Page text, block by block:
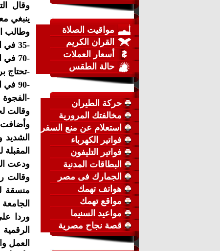
مواقيت الصلاة
القران الكريم
أسعار العملات
حالة الطقس
حركة الطيران
مخالفتك المرورية
استعلام عن منع السفر
فواتير الكهرباء
فواتير التليفون
البطاقات المدنية
الجمارك فى مصر
هواتف تهمك
مواقع تهمك
مواعيد السنيما
قصة نجاح مصرية
وقال
ينبغي
وطالب
-35 في المئة فقط من معلمي الكمبيوتر يتمتعون بالمؤهلات المناسبة.
-70 في المئة فقط من الأعداد المطلوبة من معلمي الكمبيوتر جرى توظيفهم.
-تحتاج بريطانيا إلى 745 ألف آخرين من
-90 في المئة من الوظائف تتطلب قدرا من المهارات الرقمية.
-الفجوة في
وقالت
وأضافت
الشديد
ودعت
وقالت
منسقة
وردا
العمل